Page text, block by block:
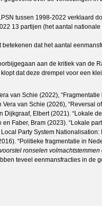
tussen 1998-2022 verklaard
13 partijen (het aantal
dat het aantal
aan de kritiek van de
dat deze drempel voor een
van Schie (2022),
van Schie (2026), “Reversal
Dijkgraaf, Elbert (2021). “Lokale
Faber, Bram (2023). “Lokale
Party System
“Politieke fragmentatie in
ronselen
teveel eenmansfracties in de